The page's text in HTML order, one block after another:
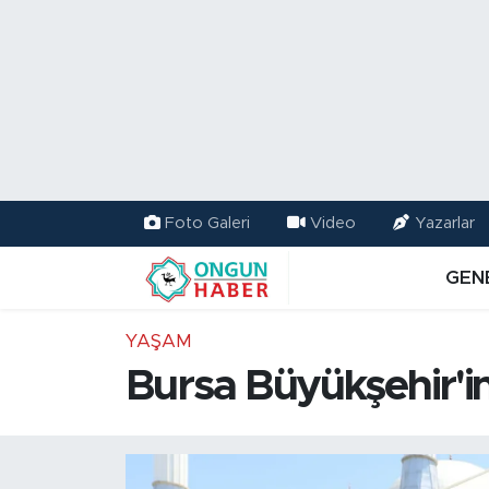
Foto Galeri Video Yazarlar
YAŞAM
Bursa
Trafik Durumu
TFF 2.Lig Kırmızı Grup Puan Durumu ve Fikstür